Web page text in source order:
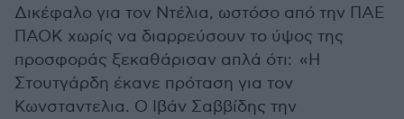
Δικέφαλο για τον Ντέλια, ωστόσο από την ΠΑΕ
ΠΑΟΚ χωρίς να διαρρεύσουν το ύψος της
προσφοράς ξεκαθάρισαν απλά ότι: «Η
Στουτγάρδη έκανε πρόταση για τον
Κωνσταντελια. Ο Ιβάν Σαββίδης την